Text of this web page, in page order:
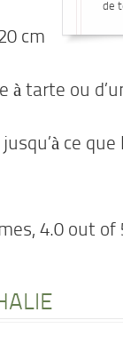
de
cm
à tarte ou
ce
, 4.0 out of